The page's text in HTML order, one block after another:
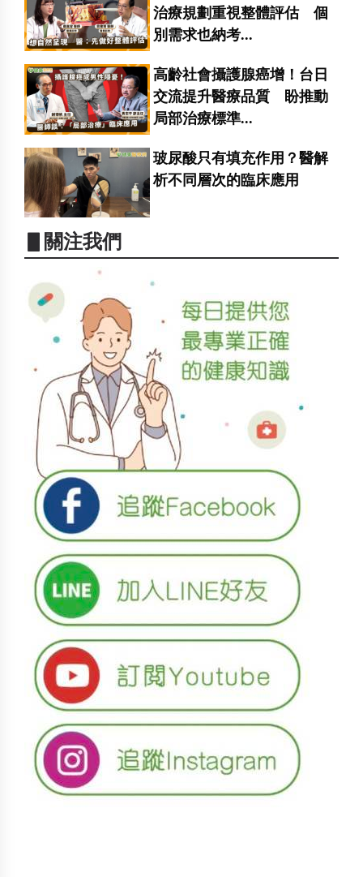
治療規劃重視整體評估 個
別需求也納考...
高齡社會攝護腺癌增！台日
交流提升醫療品質 盼推動
局部治療標準...
玻尿酸只有填充作用？醫解
析不同層次的臨床應用
▋關注我們